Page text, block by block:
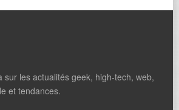
sur les actualités geek, high-tech, web,
et tendances.